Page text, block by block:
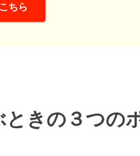
ちら
きの３つの